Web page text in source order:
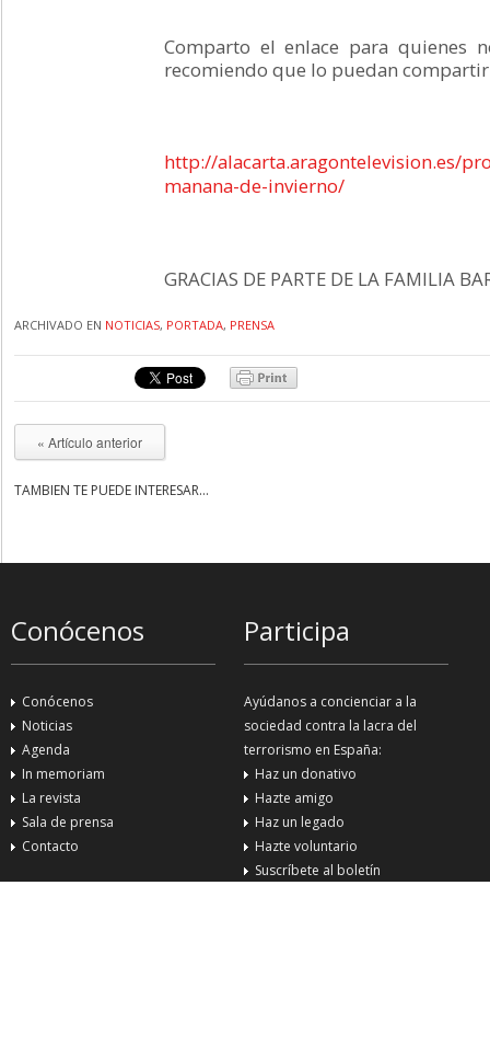
Comparto el enlace para quienes
recomiendo que lo puedan
http://alacarta.aragontelevision.es/
manana-de-invierno/
GRACIAS DE PARTE DE LA FAMILIA
ARCHIVADO EN NOTICIAS, PORTADA, PRENSA
« Artículo anterior
TAMBIÉN TE PUEDE INTERESAR...
Conócenos
Conócenos
Noticias
Agenda
In memoriam
La revista
Sala de prensa
Contacto
Participa
Ayúdanos a concienciar a la
sociedad contra la lacra del
terrorismo en España:
Haz un donativo
Hazte amigo
Haz un legado
Hazte voluntario
Suscríbete al boletín